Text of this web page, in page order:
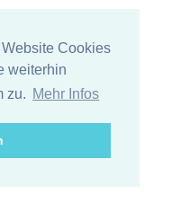
Cookies
weiterhin
zu. Mehr Infos